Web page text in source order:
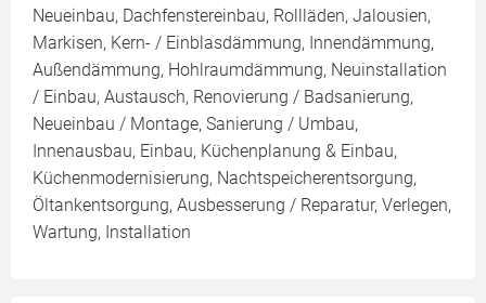
Neueinbau, Dachfenstereinbau, Rollläden, Jalousien,
Markisen, Kern- / Einblasdämmung, Innendämmung,
Außendämmung, Hohlraumdämmung, Neuinstallation
/ Einbau, Austausch, Renovierung / Badsanierung,
Neueinbau / Montage, Sanierung / Umbau,
Innenausbau, Einbau, Küchenplanung & Einbau,
Küchenmodernisierung, Nachtspeicherentsorgung,
Öltankentsorgung, Ausbesserung / Reparatur, Verlegen,
Wartung, Installation